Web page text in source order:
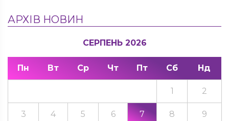
АРХІВ НОВИН
СЕРПЕНЬ 2026
Пн Вт Ср Чт Пт Сб Нд
1 2
3 4 5 6 7 8 9